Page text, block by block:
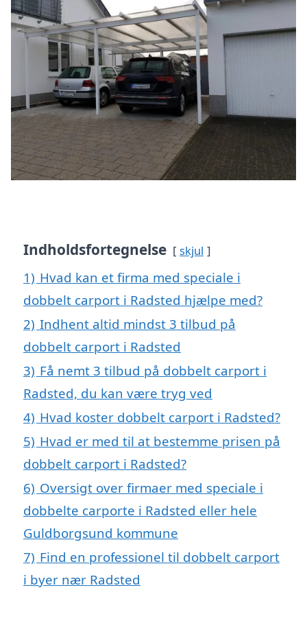
Indholdsfortegnelse skjul
1) Hvad kan et firma med speciale i
dobbelt carport i Radsted hjælpe med?
2) Indhent altid mindst 3 tilbud på
dobbelt carport i Radsted
3) Få nemt 3 tilbud på dobbelt carport i
Radsted, du kan være tryg ved
4) Hvad koster dobbelt carport i Radsted?
5) Hvad er med til at bestemme prisen på
dobbelt carport i Radsted?
6) Oversigt over firmaer med speciale i
dobbelte carporte i Radsted eller hele
Guldborgsund kommune
7) Find en professionel til dobbelt carport
i byer nær Radsted